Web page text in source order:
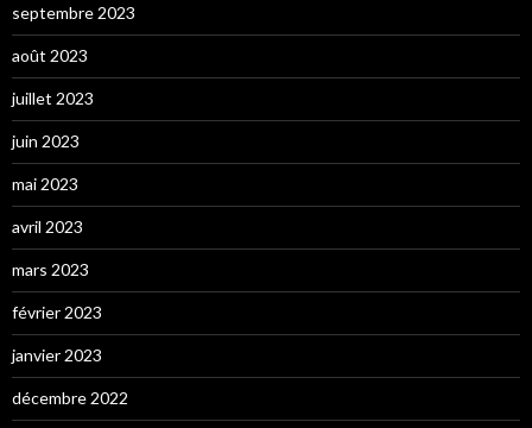
septembre 2023
août 2023
juillet 2023
juin 2023
mai 2023
avril 2023
mars 2023
février 2023
janvier 2023
décembre 2022